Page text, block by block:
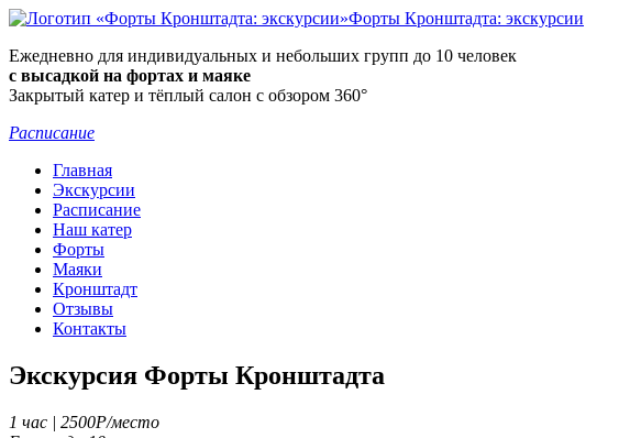
Форты Кронштадта: экскурсии
Ежедневно для индивидуальных и небольших групп до 10 человек
с высадкой на фортах и маяке
Закрытый катер и тёплый салон с обзором 360°
Расписание
Главная
Экскурсии
Расписание
Наш катер
Форты
Маяки
Кронштадт
Отзывы
Контакты
Экскурсия Форты Кронштадта
1 час | 2500Р/место